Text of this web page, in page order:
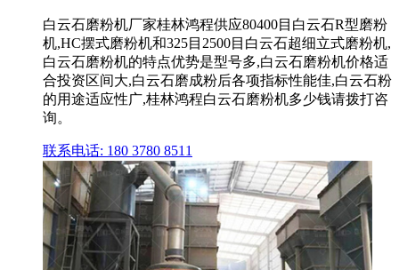
白云石磨粉机厂家桂林鸿程供应80400目白云石R型磨粉
机,HC摆式磨粉机和325目2500目白云石超细立式磨粉机,
白云石磨粉机的特点优势是型号多,白云石磨粉机价格适
合投资区间大,白云石磨成粉后各项指标性能佳,白云石粉
的用途适应性广,桂林鸿程白云石磨粉机多少钱请拨打咨
询。
联系电话: 180 3780 8511